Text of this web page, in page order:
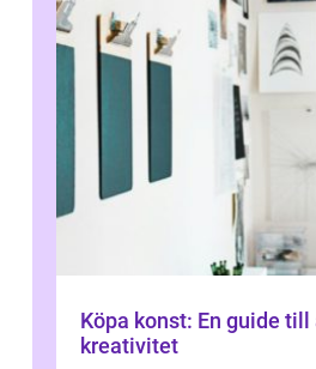
Köpa konst: En guide
kreativitet